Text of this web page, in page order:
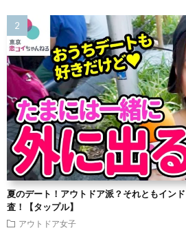
夏のデート！アウトドア派？それともイン
査！【タップル】
アウトドア女子